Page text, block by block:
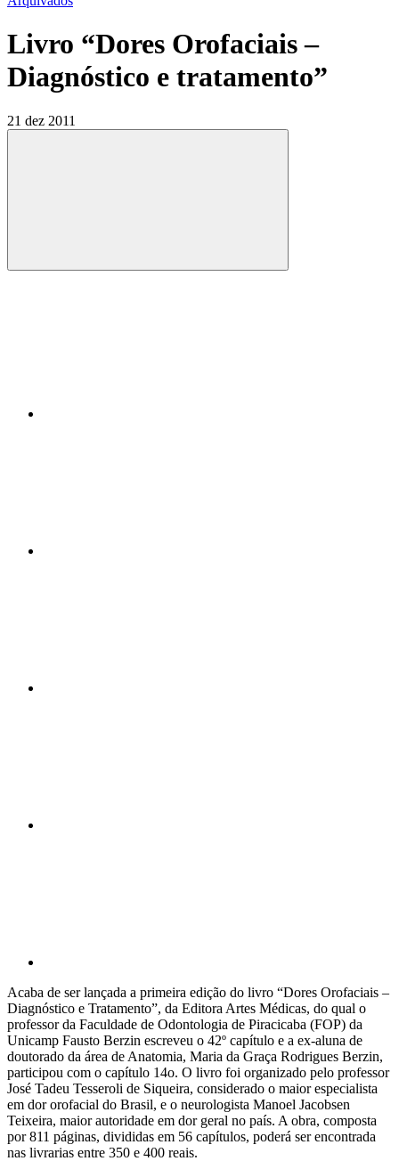
Livro “Dores Orofaciais –
Diagnóstico e tratamento”
21 dez 2011
Compartilhar
Acaba de ser lançada a primeira edição do livro “Dores Orofaciais –
Diagnóstico e Tratamento”, da Editora Artes Médicas, do qual o
professor da Faculdade de Odontologia de Piracicaba (FOP) da
Unicamp Fausto Berzin escreveu o 42º capítulo e a ex-aluna de
doutorado da área de Anatomia, Maria da Graça Rodrigues Berzin,
participou com o capítulo 14o. O livro foi organizado pelo professor
José Tadeu Tesseroli de Siqueira, considerado o maior especialista
em dor orofacial do Brasil, e o neurologista Manoel Jacobsen
Teixeira, maior autoridade em dor geral no país. A obra, composta
por 811 páginas, divididas em 56 capítulos, poderá ser encontrada
nas livrarias entre 350 e 400 reais.